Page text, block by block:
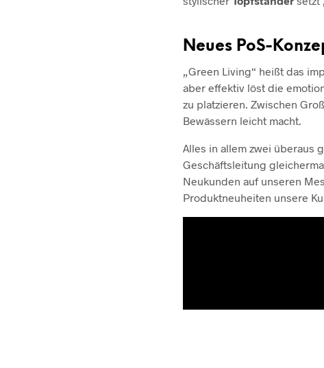
Neues PoS-
„Green Living“ heißt das
aber effektiv löst die
zu platzieren. Zwischen
Bewässern leicht macht.
Alles in allem zwei überaus
Geschäftsleitung
Neukunden auf unseren
Produktneuheiten unsere